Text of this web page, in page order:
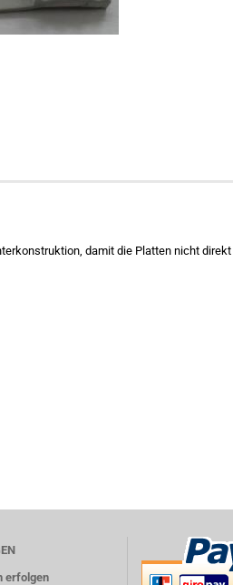
damit die Platten nicht
erfolgen